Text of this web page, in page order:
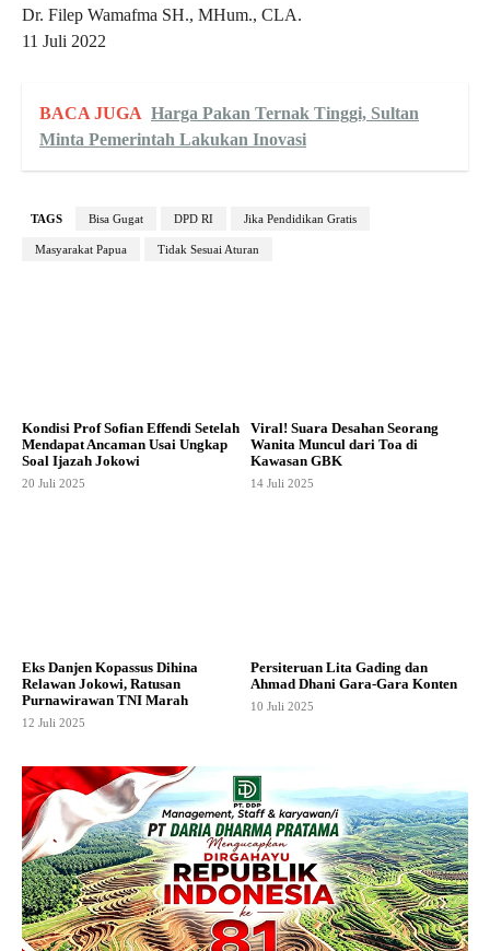
Dr. Filep Wamafma SH., MHum., CLA.
11 Juli 2022
BACA JUGA Harga Pakan Ternak Tinggi, Sultan
Minta Pemerintah Lakukan Inovasi
TAGS Bisa Gugat DPD RI Jika Pendidikan Gratis
Masyarakat Papua Tidak Sesuai Aturan
Kondisi Prof Sofian Effendi Setelah
Mendapat Ancaman Usai Ungkap
Soal Ijazah Jokowi
20 Juli 2025
Viral! Suara Desahan Seorang
Wanita Muncul dari Toa di
Kawasan GBK
14 Juli 2025
Eks Danjen Kopassus Dihina
Relawan Jokowi, Ratusan
Purnawirawan TNI Marah
12 Juli 2025
Persiteruan Lita Gading dan
Ahmad Dhani Gara-Gara Konten
10 Juli 2025